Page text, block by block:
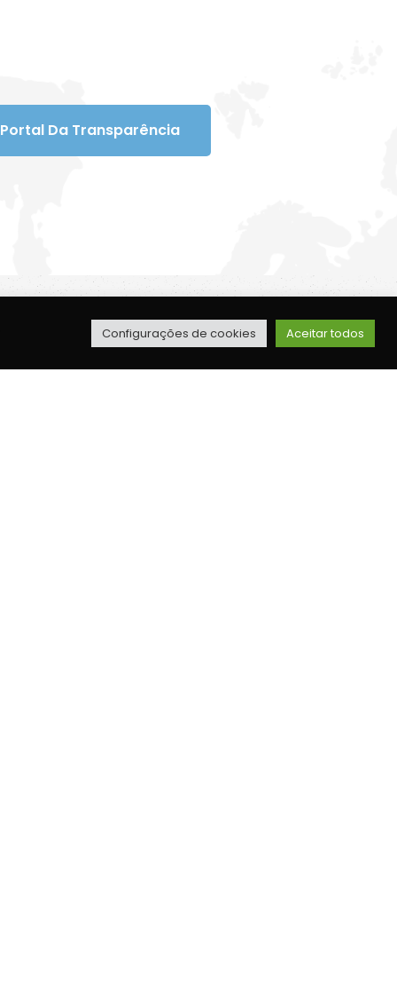
Portal Da Transparência
Configurações de cookies Aceitar todos